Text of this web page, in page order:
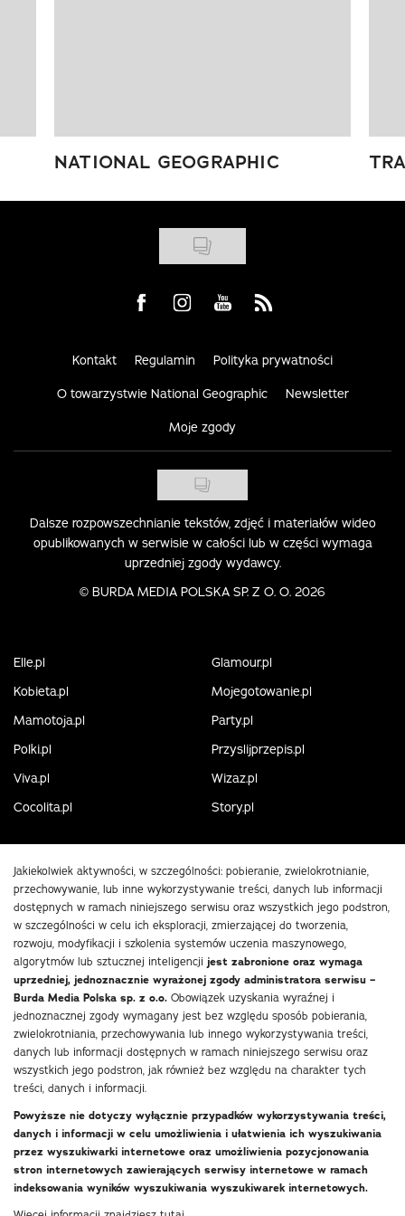
NATIONAL GEOGRAPHIC
Visit us on Facebook
Visit us on Instagram
Visit us on Youtube
Visit us on Rss
Kontakt Regulamin Polityka prywatności
O towarzystwie National Geographic Newsletter
Moje zgody
Dalsze rozpowszechnianie tekstów, zdjęć i materiałów wideo
opublikowanych w serwisie w całości lub w części wymaga
uprzedniej zgody wydawcy.
© BURDA MEDIA POLSKA SP. Z O. O. 2026
Elle.pl
Glamour.pl
Kobieta.pl
Mojegotowanie.pl
Mamotoja.pl
Party.pl
Polki.pl
Przyslijprzepis.pl
Viva.pl
Wizaz.pl
Cocolita.pl
Story.pl
Jakiekolwiek aktywności, w szczególności: pobieranie, zwielokrotnianie,
przechowywanie, lub inne wykorzystywanie treści, danych lub informacji
dostępnych w ramach niniejszego serwisu oraz wszystkich jego podstron,
w szczególności w celu ich eksploracji, zmierzającej do tworzenia,
rozwoju, modyfikacji i szkolenia systemów uczenia maszynowego,
algorytmów lub sztucznej inteligencji jest zabronione oraz wymaga
uprzedniej, jednoznacznie wyrażonej zgody administratora serwisu –
Burda Media Polska sp. z o.o. Obowiązek uzyskania wyraźnej i
jednoznacznej zgody wymagany jest bez względu sposób pobierania,
zwielokrotniania, przechowywania lub innego wykorzystywania treści,
danych lub informacji dostępnych w ramach niniejszego serwisu oraz
wszystkich jego podstron, jak również bez względu na charakter tych
treści, danych i informacji.
Powyższe nie dotyczy wyłącznie przypadków wykorzystywania treści,
danych i informacji w celu umożliwienia i ułatwienia ich wyszukiwania
przez wyszukiwarki internetowe oraz umożliwienia pozycjonowania
stron internetowych zawierających serwisy internetowe w ramach
indeksowania wyników wyszukiwania wyszukiwarek internetowych.